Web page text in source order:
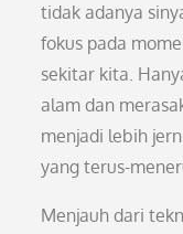
tidak adanya
fokus pada
sekitar kita.
alam dan
menjadi lebih
yang terus-
Menjauh dari